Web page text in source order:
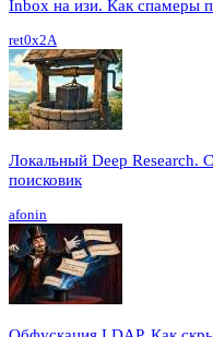
Inbox на изи. Как спамеры
ret0x2A
Локальный Deep Research.
поисковик
afonin